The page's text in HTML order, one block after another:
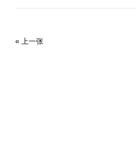
« 上一张